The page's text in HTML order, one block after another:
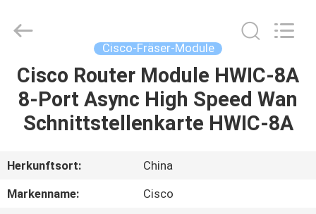
ZU
HAUSE
VIDEOS
Ltd..
Cisco-Fräser-Module
Cisco Router Module HWIC-8A
8-Port Async High Speed Wan
Schnittstellenkarte HWIC-8A
Herkunftsort:
China
Markenname:
Cisco